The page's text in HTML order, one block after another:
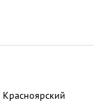
Красноярский